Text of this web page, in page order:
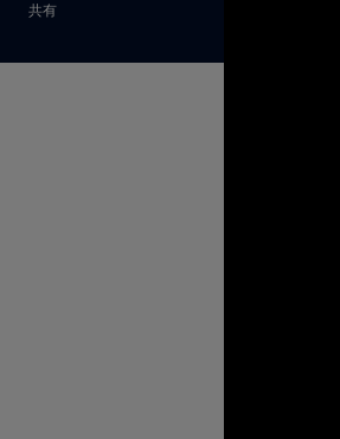
共有